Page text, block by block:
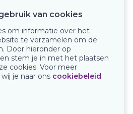
keurmerken
van cookies
om informatie over het
te verzamelen om de
Door hieronder op
stem je in met het plaatsen
cookies. Voor meer
je naar ons cookiebeleid.